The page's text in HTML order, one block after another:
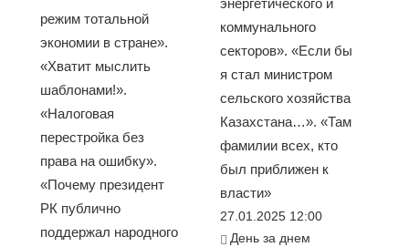
режим тотальной
экономии в стране».
«Хватит мыслить
шаблонами!».
«Налоговая
перестройка без
права на ошибку».
«Почему президент
РК публично
поддержал народного
энергетического и
коммунального
секторов». «Если бы
я стал министром
сельского хозяйства
Казахстана…». «Там
фамилии всех, кто
был приближен к
власти»
27.01.2025 12:00
День за днем